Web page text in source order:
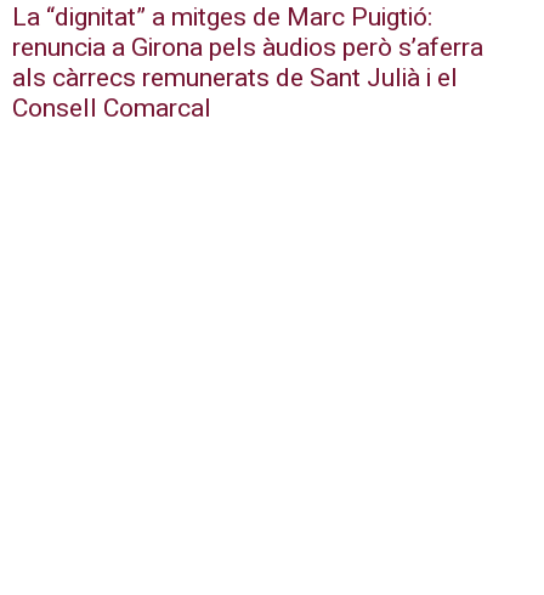
La “dignitat” a mitges de Marc Puigtió:
renuncia a Girona pels àudios però s’aferra
als càrrecs remunerats de Sant Julià i el
Consell Comarcal